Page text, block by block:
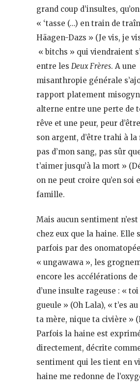
grand coup d’insultes,
« ‘tasse (…) en train de
Häagen-Dazs » (Je vis, je
« bitchs » qui viendraient
entre les Deux Frères. A une
misanthropie générale
rapport platement
alterne entre une perte de
rêve et une peur, peur
son argent, d’être trahi à la
pas d’mon sang, pas sûr
t’aimer jusqu’à la mort »
on ne peut croire qu’en soi
famille.
Mais aucun sentiment
chez eux que la haine. Elle
parfois par des
« ungawawa », les
encore les accélérations
d’une insulte rageuse : «
gueule » (Oh Lala), « t’es
ta mère, nique ta civière »
Parfois la haine est
directement, décrite
sentiment qui les tient en
haine me redonne de